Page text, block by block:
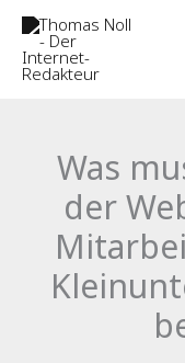
Zum
Inhalt
springen
Was
der